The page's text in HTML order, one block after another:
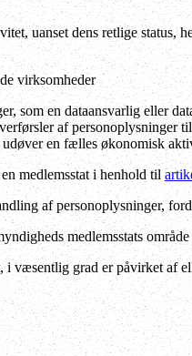
uanset dens retlige status,
virksomheder
som en dataansvarlig eller
af personoplysninger
udøver en fælles økonomisk
medlemsstat i henhold til
af personoplysninger,
medlemsstats område
i væsentlig grad er påvirket af